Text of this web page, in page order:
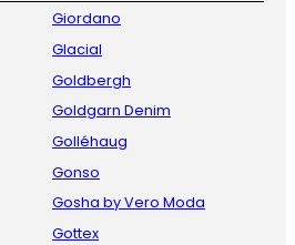
Giordano
Glacial
Goldbergh
Goldgarn Denim
Golléhaug
Gonso
Gosha by Vero Moda
Gottex